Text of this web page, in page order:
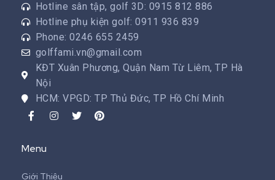
Hotline sân tập, golf 3D: 0915 812 886
Hotline phụ kiện golf: 0911 936 839
Phone: 0246 655 2459
golffami.vn@gmail.com
KĐT Xuân Phương, Quận Nam Từ Liêm, TP Hà
Nội
HCM: VPGD: TP Thủ Đức, TP Hồ Chí Minh
Menu
Giới Thiệu